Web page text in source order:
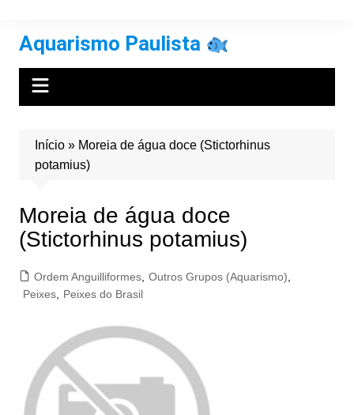
conteúdo
Aquarismo Paulista
Início» Moreia de água doce (Stictorhinus
potamius)
Moreia de água doce
(Stictorhinus potamius)
Ordem Anguilliformes, Outros Grupos (Aquarismo)
Peixes, Peixes do Brasil